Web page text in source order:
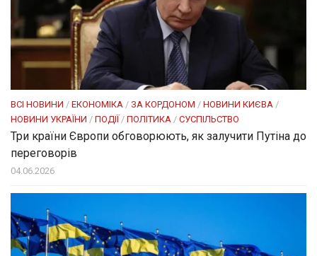
ВСІ НОВИНИ / ЕКОНОМІКА / ЗА КОРДОНОМ / НОВИНИ КИЄВА /
НОВИНИ УКРАЇНИ / ПОДІЇ / ПОЛІТИКА / СУСПІЛЬСТВО
Три країни Європи обговорюють, як залучити Путіна до
переговорів
04.06.2026